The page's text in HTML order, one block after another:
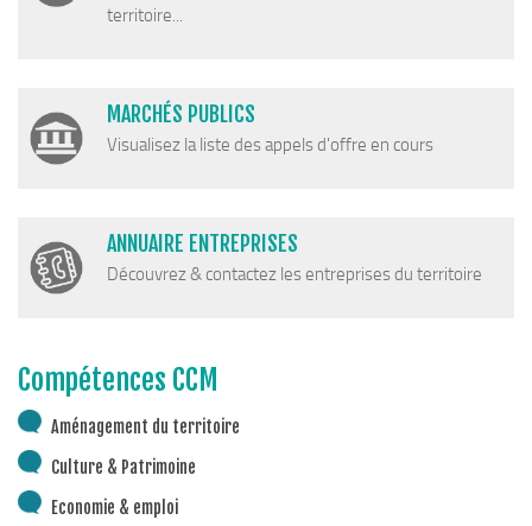
territoire...
MARCHÉS PUBLICS
Visualisez la liste des appels d'offre en cours
ANNUAIRE ENTREPRISES
Découvrez & contactez les entreprises du territoire
Compétences CCM
Aménagement du territoire
Culture & Patrimoine
Economie & emploi